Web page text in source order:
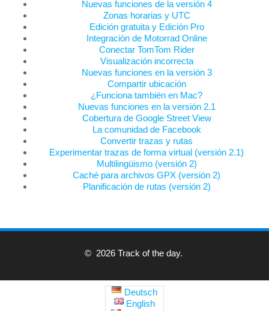
Nuevas funciones de la versión 4
Zonas horarias y UTC
Edición gratuita y Edición Pro
Integración de Motorrad Online
Conectar TomTom Rider
Visualización incorrecta
Nuevas funciones en la versión 3
Compartir ubicación
¿Funciona también en Mac?
Nuevas funciones en la versión 2.1
Cobertura de Google Street View
La comunidad de Facebook
Convertir trazas y rutas
Experimentar trazas de forma virtual (versión 2.1)
Multilingüismo (versión 2)
Caché para archivos GPX (versión 2)
Planificación de rutas (versión 2)
© 2026 Track of the day.
Deutsch
English